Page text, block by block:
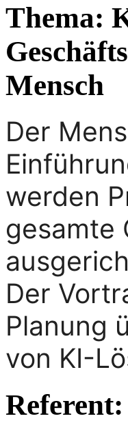
Thema:
Mensch
Der
werden
gesamte
Der
Planung
von KI-